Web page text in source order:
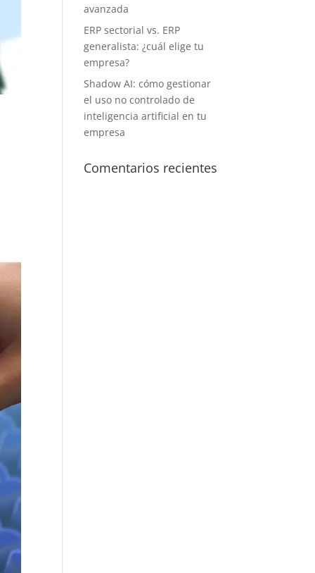
avanzada
ERP sectorial vs. ERP
generalista: ¿cuál elige tu
empresa?
Shadow AI: cómo gestionar
el uso no controlado de
inteligencia artificial en tu
empresa
Comentarios recientes